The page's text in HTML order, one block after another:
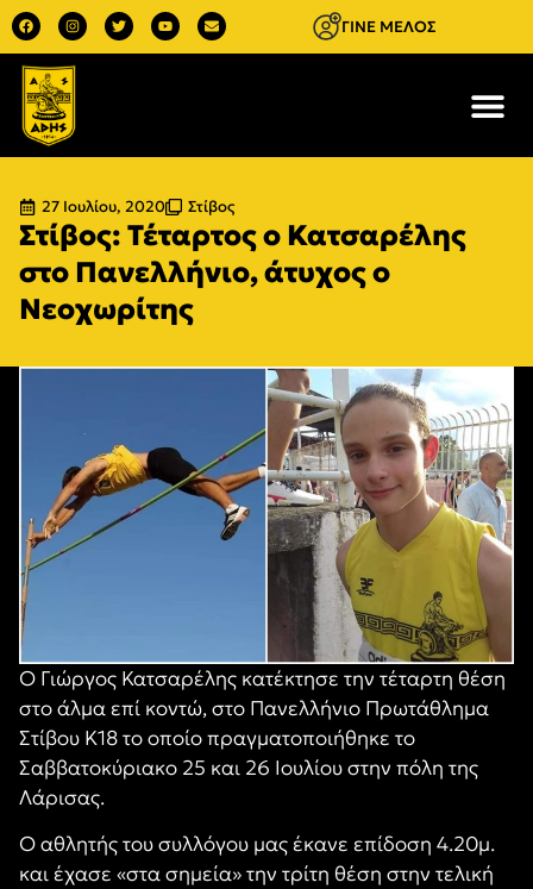
ΓΙΝΕ ΜΕΛΟΣ
27 Ιουλίου, 2020 Στίβος
Στίβος: Τέταρτος ο Κατσαρέλης
στο Πανελλήνιο, άτυχος ο
Νεοχωρίτης
Ο Γιώργος Κατσαρέλης κατέκτησε την τέταρτη θέση
στο άλμα επί κοντώ, στο Πανελλήνιο Πρωτάθλημα
Στίβου Κ18 το οποίο πραγματοποιήθηκε το
Σαββατοκύριακο 25 και 26 Ιουλίου στην πόλη της
Λάρισας.
Ο αθλητής του συλλόγου μας έκανε επίδοση 4.20μ.
και έχασε «στα σημεία» την τρίτη θέση στην τελική